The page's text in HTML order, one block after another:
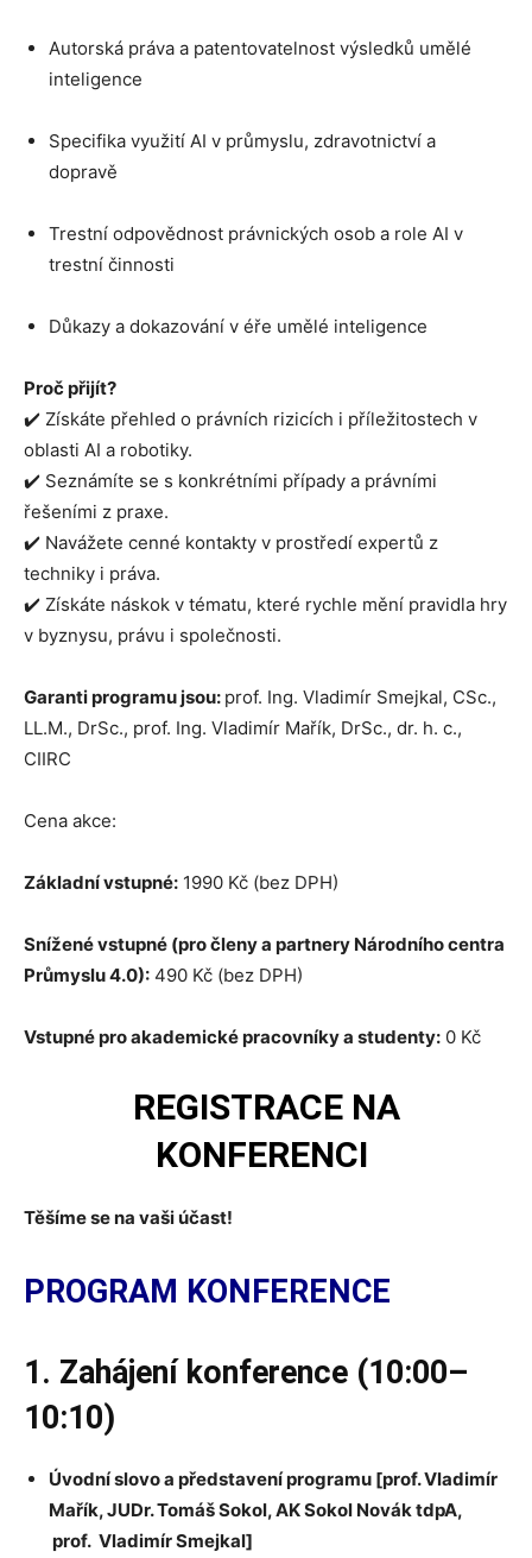
Autorská práva a patentovatelnost výsledků umělé
inteligence
Specifika využití AI v průmyslu, zdravotnictví a
dopravě
Trestní odpovědnost právnických osob a role AI v
trestní činnosti
Důkazy a dokazování v éře umělé inteligence
Proč přijít?
✔️ Získáte přehled o právních rizicích i příležitostech v
oblasti AI a robotiky.
✔️ Seznámíte se s konkrétními případy a právními
řešeními z praxe.
✔️ Navážete cenné kontakty v prostředí expertů z
techniky i práva.
✔️ Získáte náskok v tématu, které rychle mění pravidla hry
v byznysu, právu i společnosti.
Garanti programu jsou: prof. Ing. Vladimír Smejkal, CSc.,
LL.M., DrSc., prof. Ing. Vladimír Mařík, DrSc., dr. h. c.,
CIIRC
Cena akce:
Základní vstupné: 1990 Kč (bez DPH)
Snížené vstupné (pro členy a partnery Národního centra
Průmyslu 4.0): 490 Kč (bez DPH)
Vstupné pro akademické pracovníky a studenty: 0 Kč
REGISTRACE NA
KONFERENCI
Těšíme se na vaši účast!
PROGRAM KONFERENCE
1. Zahájení konference (10:00–
10:10)
Úvodní slovo a představení programu [prof. Vladimír
Mařík, JUDr. Tomáš Sokol,AK Sokol Novák tdpA,
prof. Vladimír Smejkal]